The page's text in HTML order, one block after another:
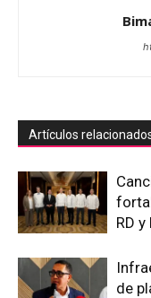
Artículos
RD
de